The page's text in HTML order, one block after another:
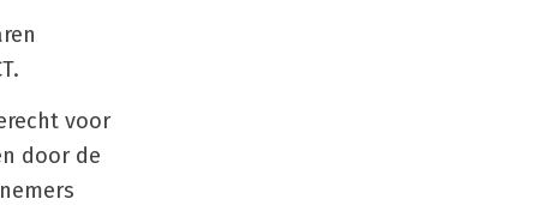
voor
door de